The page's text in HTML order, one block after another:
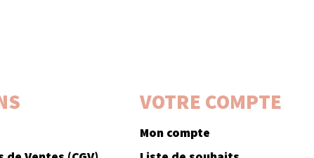
VOTRE COMPTE
Mon compte